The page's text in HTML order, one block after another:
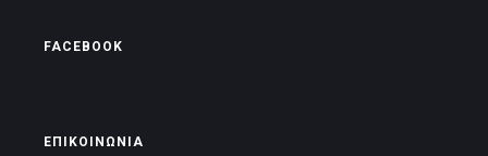
FACEBOOK
ΕΠΙΚΟΙΝΩΝΙΑ